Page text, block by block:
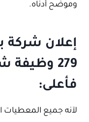
وموضح أدناه.
إعلان شركة
279
فأعلى:
لآنه جميع المعطيات